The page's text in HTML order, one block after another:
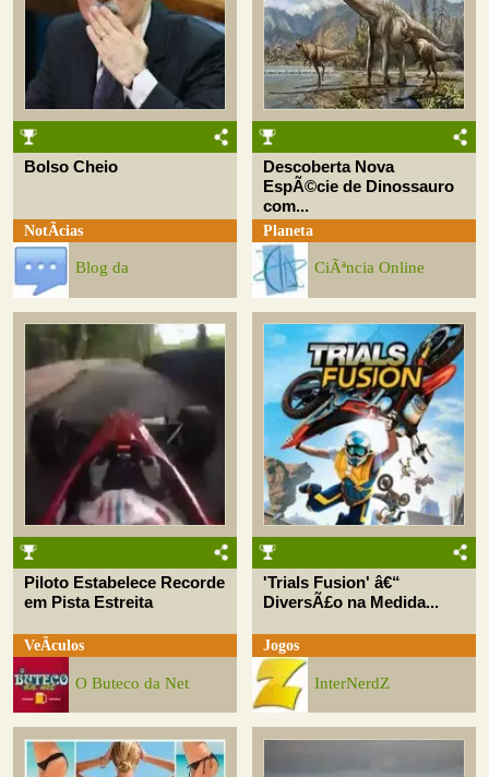
Bolso Cheio
NotÃ­cias
Blog da
Descoberta Nova
EspÃ©cie de Dinossauro
com...
Planeta
CiÃªncia Online
Piloto Estabelece Recorde
em Pista Estreita
VeÃ­culos
O Buteco da Net
'Trials Fusion' â€“
DiversÃ£o na Medida...
Jogos
InterNerdZ